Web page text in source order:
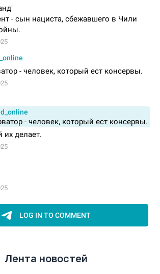
Лента новостей